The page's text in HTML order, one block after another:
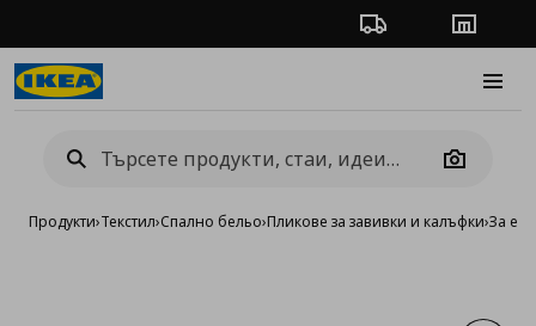
Проследяване на
Camera
Продукти›Текстил›Спално бельо›Пликове за завивки и калъфки›За